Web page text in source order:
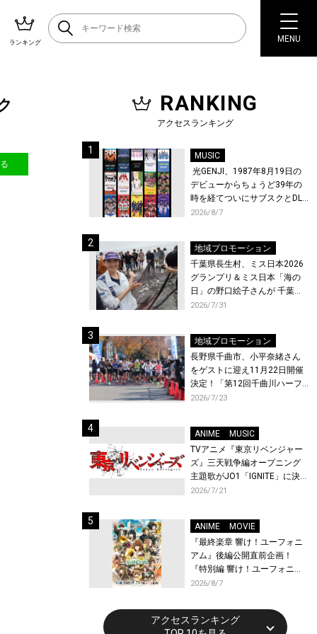
ランキング MENU
RANKING
アクセスランキング
MUSIC
光GENJI、1987年8月19日の
デビューからちょうど39年の
時を経てついにサブスクとDL
配信が解禁！
2026/8/7
地域プロモーション
千葉県長生村、ミス日本2026
グランプリ＆ミス日本「海の
日」の野口絵子さんが 千葉県
唯一の村・長生村で地引網を
2026/7/31
地域プロモーション
長野県千曲市、小平奈緒さん
をゲストに迎え11月22日開催
決定！「第12回千曲川ハーフ
マラソン」エントリー受付開
2026/7/23
ANIME
MUSIC
TVアニメ『東京リベンジャー
ズ』三天戦争編オープニング
主題歌がJO1「IGNITE」に決
定！メンバー全員から喜びと
先行上映会を開催！
2026/7/21
ANIME
MOVIE
『最終楽章 響け！ユーフォニ
アム』後編公開直前企画！
『特別編 響け！ユーフォニア
ム〜アンサンブルコンテス
ーフォニアム』前編の一挙上
映が決定！
2026/8/7
アクセスランキング